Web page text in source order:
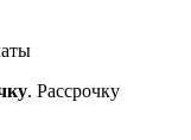
. Рассрочку